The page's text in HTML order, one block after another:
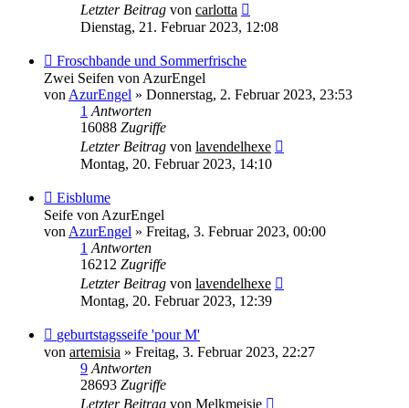
Letzter Beitrag von carlotta
Dienstag, 21. Februar 2023, 12:08
Froschbande und Sommerfrische
Zwei Seifen von AzurEngel
von AzurEngel » Donnerstag, 2. Februar 2023, 23:53
1 Antworten
16088 Zugriffe
Letzter Beitrag von lavendelhexe
Montag, 20. Februar 2023, 14:10
Eisblume
Seife von AzurEngel
von AzurEngel » Freitag, 3. Februar 2023, 00:00
1 Antworten
16212 Zugriffe
Letzter Beitrag von lavendelhexe
Montag, 20. Februar 2023, 12:39
geburtstagsseife 'pour M'
von artemisia » Freitag, 3. Februar 2023, 22:27
9 Antworten
28693 Zugriffe
Letzter Beitrag von Melkmeisje